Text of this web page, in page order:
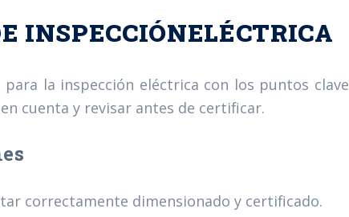
INSPECCIÓNELÉCTRICA
la inspección eléctrica con los puntos clave
cuenta y revisar antes de certificar.
correctamente dimensionado y certificado.